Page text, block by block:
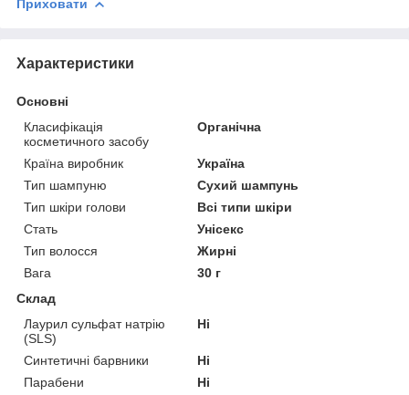
Приховати
Характеристики
Основні
Класифікація
косметичного засобу
Органічна
Країна виробник
Україна
Тип шампуню
Сухий шампунь
Тип шкіри голови
Всі типи шкіри
Стать
Унісекс
Тип волосся
Жирні
Вага
30 г
Склад
Лаурил сульфат натрію
(SLS)
Ні
Синтетичні барвники
Ні
Парабени
Ні